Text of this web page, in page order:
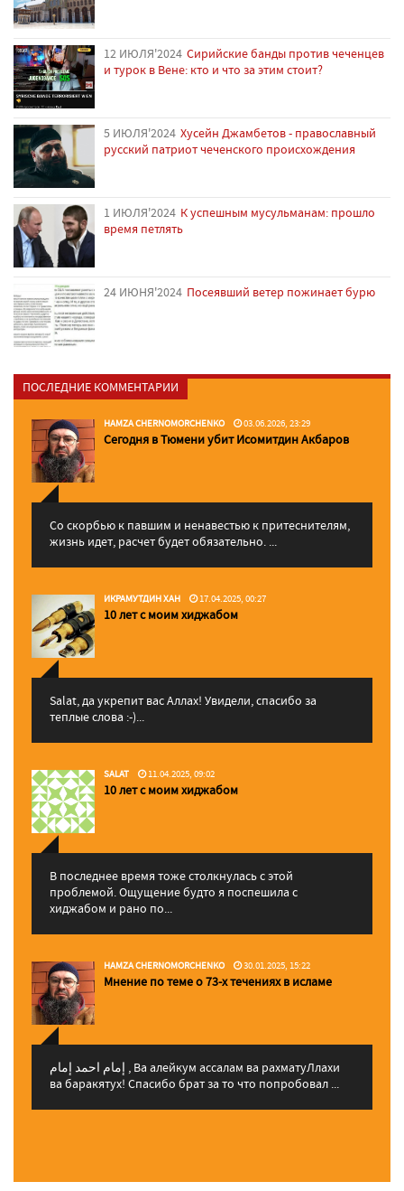
12 ИЮЛЯ'2024 Сирийские банды против чеченцев
и турок в Вене: кто и что за этим стоит?
5 ИЮЛЯ'2024 Хусейн Джамбетов - православный
русский патриот чеченского происхождения
1 ИЮЛЯ'2024 К успешным мусульманам: прошло
время петлять
24 ИЮНЯ'2024 Посеявший ветер пожинает бурю
ПОСЛЕДНИЕ КОММЕНТАРИИ
HAMZA CHERNOMORCHENKO 03.06.2026, 23:29
Сегодня в Тюмени убит Исомитдин Акбаров
Со скорбью к павшим и ненавестью к притеснителям,
жизнь идет, расчет будет обязательно. ...
ИКРАМУТДИН ХАН 17.04.2025, 00:27
10 лет с моим хиджабом
Salat, да укрепит вас Аллаx! Увидели, спасибо за
теплые слова :-)...
SALAT 11.04.2025, 09:02
10 лет с моим хиджабом
В последнее время тоже столкнулась с этой
проблемой. Ощущение будто я поспешила с
хиджабом и рано по...
HAMZA CHERNOMORCHENKO 30.01.2025, 15:22
Мнение по теме о 73-х течениях в исламе
إمام احمد إمام , Ва алейкум ассалам ва рахматуЛлахи
ва баракятух! Спасибо брат за то что попробовал ...